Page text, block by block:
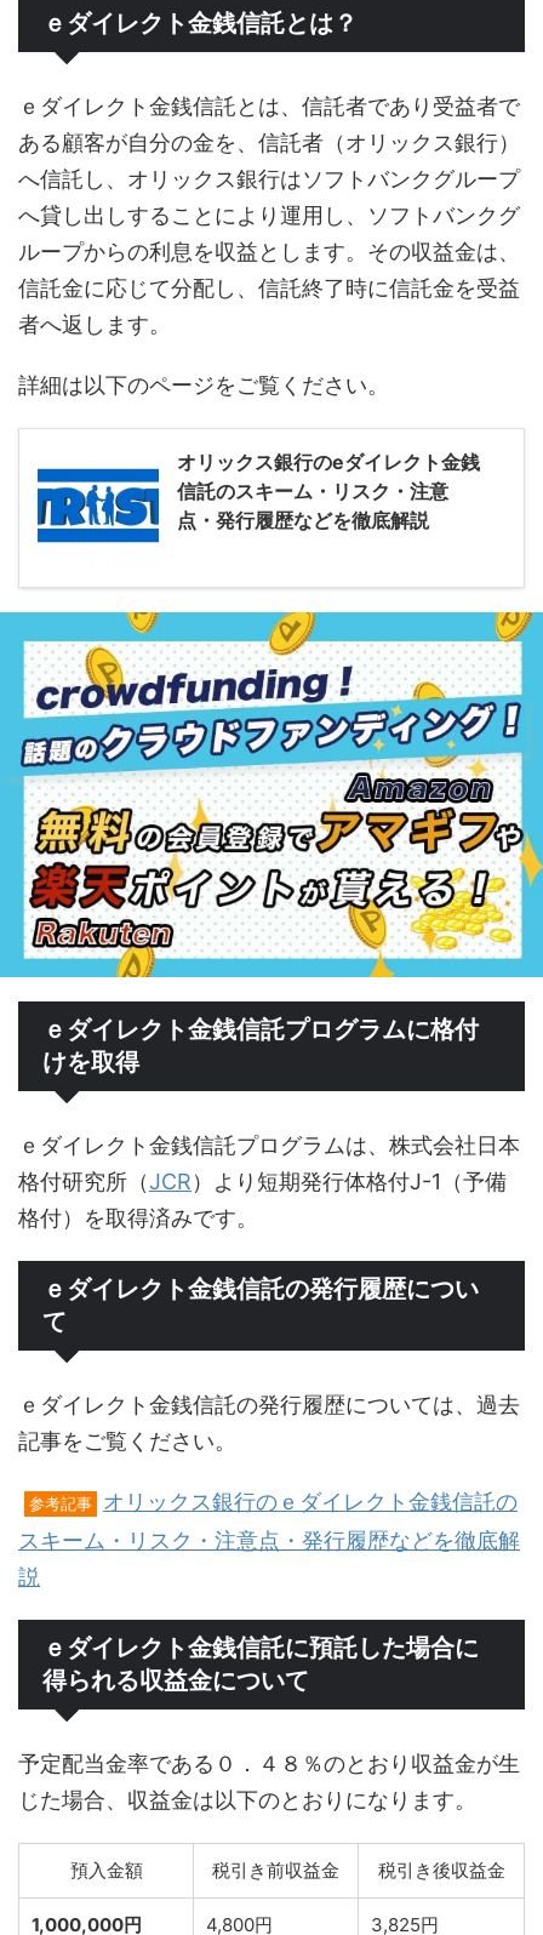
ｅダイレクト金銭信託とは？
ｅダイレクト金銭信託とは、信託者であり受益者で
ある顧客が自分の金を、信託者（オリックス銀行）
へ信託し、オリックス銀行はソフトバンクグループ
へ貸し出しすることにより運用し、ソフトバンクグ
ループからの利息を収益とします。その収益金は、
信託金に応じて分配し、信託終了時に信託金を受益
者へ返します。
詳細は以下のページをご覧ください。
オリックス銀行のeダイレクト金銭
信託のスキーム・リスク・注意
点・発行履歴などを徹底解説
ｅダイレクト金銭信託プログラムに格付
けを取得
ｅダイレクト金銭信託プログラムは、株式会社日本
格付研究所（JCR）より短期発行体格付J-1（予備
格付）を取得済みです。
ｅダイレクト金銭信託の発行履歴につい
て
ｅダイレクト金銭信託の発行履歴については、過去
記事をご覧ください。
参考記事
オリックス銀行のｅダイレクト金銭信託の
スキーム・リスク・注意点・発行履歴などを徹底解
説
ｅダイレクト金銭信託に預託した場合に
得られる収益金について
予定配当金率である０．４８％のとおり収益金が生
じた場合、収益金は以下のとおりになります。
預入金額 税引き前収益金 税引き後収益金
1,000,000円 4,800円 3,825円